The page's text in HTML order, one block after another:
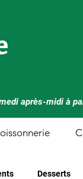
après-midi à
Desserts